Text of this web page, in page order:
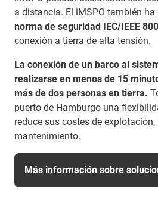
a distancia. El iMSPO también ha
norma de seguridad IEC/IEEE
conexión a tierra de alta tensión.
La conexión de un barco al
realizarse en menos de 15
más de dos personas en tierra.
puerto de Hamburgo una
reduce sus costes de
mantenimiento.
Más información sobre